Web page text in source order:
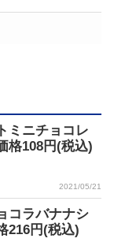
ミニチョコレ
格108円(税込)
2021/05/21
コラバナナシ
216円(税込)